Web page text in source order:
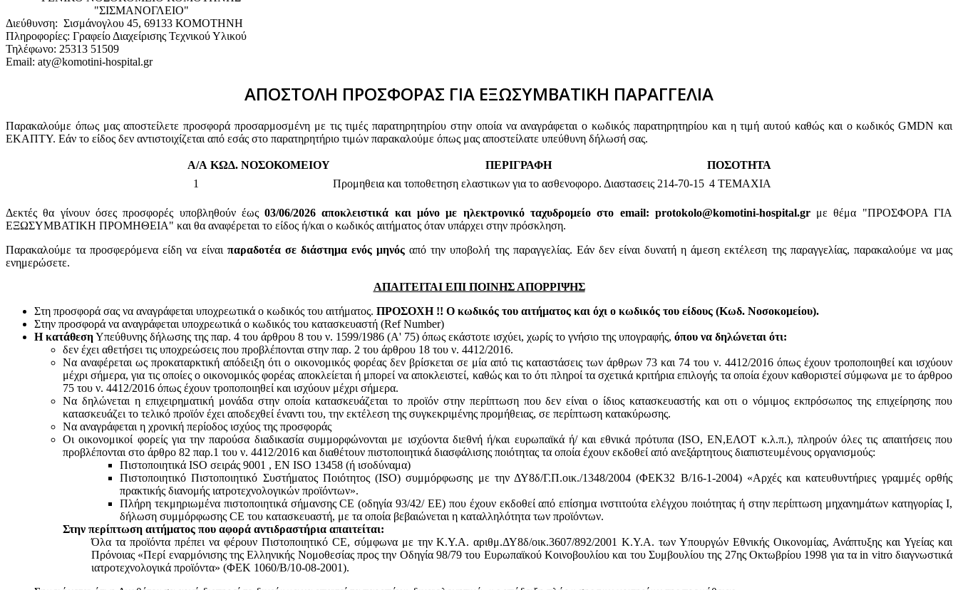
"ΣΙΣΜΑΝΟΓΛΕΙΟ"
Διεύθυνση: Σισμάνογλου 45, 69133 ΚΟΜΟΤΗΝΗ
Πληροφορίες: Γραφείο Διαχείρισης Τεχνικού Υλικού
Τηλέφωνο: 25313 51509
Email: aty@komotini-hospital.gr
ΑΠΟΣΤΟΛΗ ΠΡΟΣΦΟΡΑΣ ΓΙΑ ΕΞΩΣΥΜΒΑΤΙΚΗ ΠΑΡΑΓΓΕΛΙΑ
Παρακαλούμε όπως μας αποστείλετε προσφορά προσαρμοσμένη με τις τιμές παρατηρητηρίου στην οποία να αναγράφεται ο κωδικός παρατηρητηρίου και η τιμή αυτού καθώς και ο κωδικός GMDN και
ΕΚΑΠΤΥ. Εάν το είδος δεν αντιστοιχίζεται από εσάς στο παρατηρητήριο τιμών παρακαλούμε όπως μας αποστείλατε υπεύθυνη δήλωσή σας.
Α/Α ΚΩΔ. ΝΟΣΟΚΟΜΕΙΟΥ ΠΕΡΙΓΡΑΦΗ
ΠΟΣΟΤΗΤΑ
1
Προμηθεια και τοποθετηση ελαστικων για το ασθενοφορο. Διαστασεις 214-70-15 4 ΤΕΜΑΧΙΑ
Δεκτές θα γίνουν όσες προσφορές υποβληθούν έως03/06/2026 αποκλειστικά και μόνο με ηλεκτρονικό ταχυδρομείο στο email: protokolo@komotini-hospital.grμε θέμα "ΠΡΟΣΦΟΡΑ ΓΙΑ
ΕΞΩΣΥΜΒΑΤΙΚΗ ΠΡΟΜΗΘΕΙΑ" και θα αναφέρεται το είδος ή/και ο κωδικός αιτήματος όταν υπάρχει στην πρόσκληση.
Παρακαλούμε τα προσφερόμενα είδη να είναι παραδοτέα σε διάστημα ενός μηνός από την υποβολή της παραγγελίας. Εάν δεν είναι δυνατή η άμεση εκτέλεση της παραγγελίας, παρακαλούμε να μας
ενημερώσετε.
ΑΠΑΙΤΕΙΤΑΙ ΕΠΙ ΠΟΙΝΗΣ ΑΠΟΡΡΙΨΗΣ
Στη προσφορά σας να αναγράφεται υποχρεωτικά ο κωδικός του αιτήματος. ΠΡΟΣΟΧΗ !! Ο κωδικός του αιτήματος και όχι ο κωδικός του είδους (Κωδ. Νοσοκομείου).
Στην προσφορά να αναγράφεται υποχρεωτικά ο κωδικός του κατασκευαστή (Ref Number)
Η κατάθεσηΥπεύθυνης δήλωσης της παρ. 4 του άρθρου 8 του ν. 1599/1986 (Α' 75) όπως εκάστοτε ισχύει, χωρίς το γνήσιο της υπογραφής, όπου να δηλώνεται ότι:
δεν έχει αθετήσει τις υποχρεώσεις που προβλέπονται στην παρ. 2 του άρθρου 18 του ν. 4412/2016.
Να αναφέρεται ως προκαταρκτική απόδειξη ότι ο οικονομικός φορέας δεν βρίσκεται σε μία από τις καταστάσεις των άρθρων 73 και 74 του ν. 4412/2016 όπως έχουν τροποποιηθεί και ισχύουν
μέχρι σήμερα, για τις οποίες ο οικονομικός φορέας αποκλείεται ή μπορεί να αποκλειστεί, καθώς και το ότι πληροί τα σχετικά κριτήρια επιλογής τα οποία έχουν καθοριστεί σύμφωνα με τo άρθροo
75 του ν. 4412/2016 όπως έχουν τροποποιηθεί και ισχύουν μέχρι σήμερα.
Να δηλώνεται η επιχειρηματική μονάδα στην οποία κατασκευάζεται το προϊόν στην περίπτωση που δεν είναι ο ίδιος κατασκευαστής και oτι ο νόμιμος εκπρόσωπος της επιχείρησης που
κατασκευάζει το τελικό προϊόν έχει αποδεχθεί έναντι του, την εκτέλεση της συγκεκριμένης προμήθειας, σε περίπτωση κατακύρωσης.
Να αναγράφεται η χρονική περίοδος ισχύος της προσφοράς
Οι οικονομικοί φορείς για την παρούσα διαδικασία συμμορφώνονται με ισχύοντα διεθνή ή/και ευρωπαϊκά ή/ και εθνικά πρότυπα (ISO, ΕΝ,ΕΛΟΤ κ.λ.π.), πληρούν όλες τις απαιτήσεις που
προβλέπονται στο άρθρο 82 παρ.1 του ν. 4412/2016 και διαθέτουν πιστοποιητικά διασφάλισης ποιότητας τα οποία έχουν εκδοθεί από ανεξάρτητους διαπιστευμένους οργανισμούς:
Πιστοποιητικά ISO σειράς 9001 , ΕΝ ISO 13458 (ή ισοδύναμα)
Πιστοποιητικό Πιστοποιητικό Συστήματος Ποιότητος (ISO) συμμόρφωσης με την ΔΥ8δ/Γ.Π.οικ./1348/2004 (ΦΕΚ32 Β/16-1-2004) «Αρχές και κατευθυντήριες γραμμές ορθής
πρακτικής διανομής ιατροτεχνολογικών προϊόντων».
Πλήρη τεκμηριωμένα πιστοποιητικά σήμανσης CE (οδηγία 93/42/ ΕΕ) που έχουν εκδοθεί από επίσημα ινστιτούτα ελέγχου ποιότητας ή στην περίπτωση μηχανημάτων κατηγορίας Ι,
δήλωση συμμόρφωσης CE του κατασκευαστή, με τα οποία βεβαιώνεται η καταλληλότητα των προϊόντων.
Στην περίπτωση αιτήματος που αφορά αντιδραστήρια απαιτείται:
Όλα τα προϊόντα πρέπει να φέρουν Πιστοποιητικό CE, σύμφωνα με την Κ.Υ.Α. αριθμ.ΔΥ8δ/οικ.3607/892/2001 Κ.Υ.Α. των Υπουργών Εθνικής Οικονομίας, Ανάπτυξης και Υγείας και
Πρόνοιας «Περί εναρμόνισης της Ελληνικής Νομοθεσίας προς την Οδηγία 98/79 του Ευρωπαϊκού Κοινοβουλίου και του Συμβουλίου της 27ης Οκτωβρίου 1998 για τα in vitro διαγνωστικά
ιατροτεχνολογικά προϊόντα» (ΦΕΚ 1060/Β/10-08-2001).